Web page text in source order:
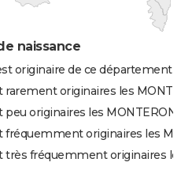
naissance
originaire de ce département
originaires les
originaires les MONTERON
originaires les
fréquemment originaires